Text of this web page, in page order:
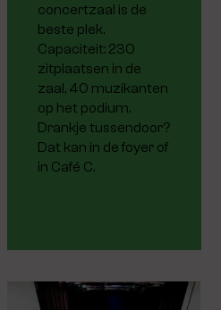
concertzaal is de
beste plek.
Capaciteit: 230
zitplaatsen in de
zaal, 40 muzikanten
op het podium.
Drankje tussendoor?
Dat kan in de foyer of
in Café C.